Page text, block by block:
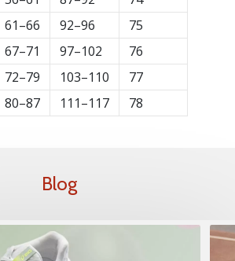
61–66
67–71
72–79
80–87
92–96
97–102
103–110
111–117
75
76
77
78
Blog